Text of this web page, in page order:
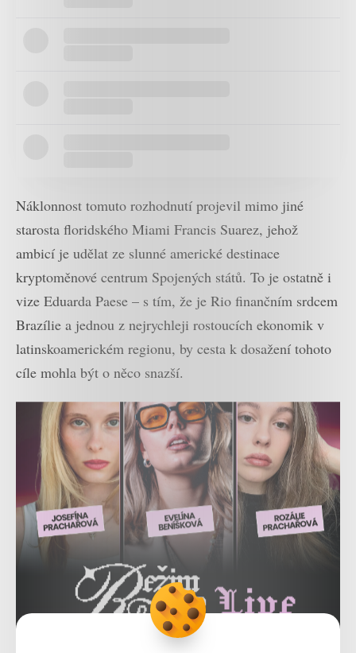
Náklonnost tomuto rozhodnutí projevil mimo jiné
starosta floridského Miami Francis Suarez, jehož
ambicí je udělat ze slunné americké destinace
kryptoměnové centrum Spojených států. To je ostatně i
vize Eduarda Paese – s tím, že je Rio finančním srdcem
Brazílie a jednou z nejrychleji rostoucích ekonomik v
latinskoamerickém regionu, by cesta k dosažení tohoto
cíle mohla být o něco snazší.